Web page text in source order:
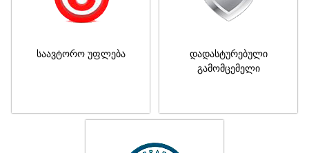
საავტორო უფლება
დადასტურებული
გამომცემელი